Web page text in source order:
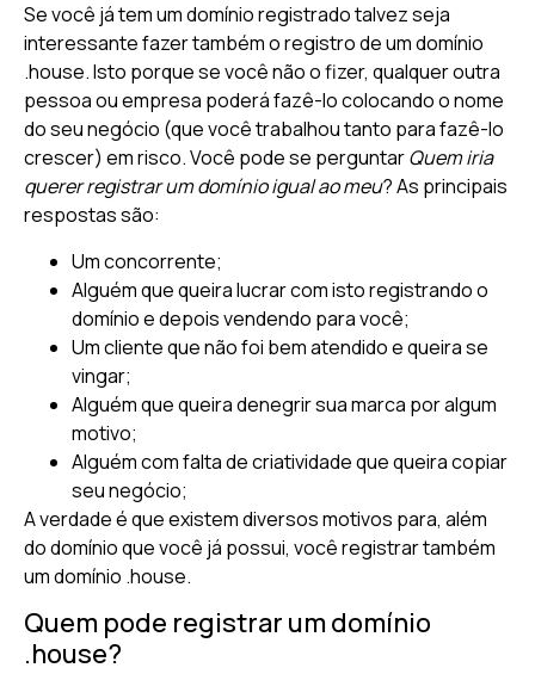
Se você já tem um domínio registrado talvez seja
interessante fazer também o registro de um domínio
.house. Isto porque se você não o fizer, qualquer outra
pessoa ou empresa poderá fazê-lo colocando o nome
do seu negócio (que você trabalhou tanto para fazê-lo
crescer) em risco. Você pode se perguntarQuem iria
querer registrar um domínio igual ao meu? As principais
respostas são:
Um concorrente;
Alguém que queira lucrar com isto registrando o
domínio e depois vendendo para você;
Um cliente que não foi bem atendido e queira se
vingar;
Alguém que queira denegrir sua marca por algum
motivo;
Alguém com falta de criatividade que queira copiar
seu negócio;
A verdade é que existem diversos motivos para, além
do domínio que você já possui, você registrar também
um domínio .house.
Quem pode registrar um domínio
.house?